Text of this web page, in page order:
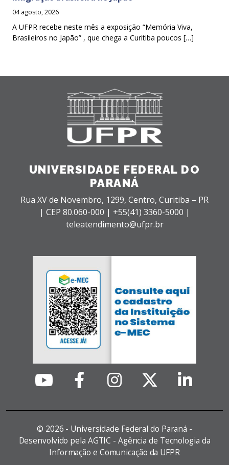
04 agosto, 2026
A UFPR recebe neste mês a exposição “Memória Viva,
Brasileiros no Japão” , que chega a Curitiba poucos […]
UNIVERSIDADE FEDERAL DO
PARANÁ
Rua XV de Novembro, 1299, Centro, Curitiba – PR
| CEP 80.060-000 | +55(41) 3360-5000 |
teleatendimento@ufpr.br
© 2026 - Universidade Federal do Paraná -
Desenvolvido pela AGTIC - Agência de Tecnologia da
Informação e Comunicação da UFPR